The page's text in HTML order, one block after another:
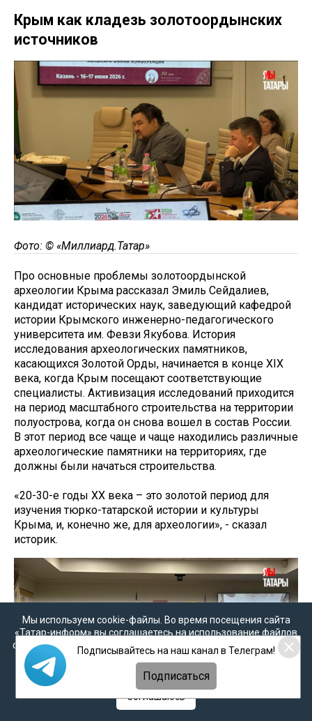
Крым как кладезь золотоордынских
источников
Фото: © «Миллиард.Татар»
Про основные проблемы золотоордынской
археологии Крыма рассказал Эмиль Сейдалиев,
кандидат исторических наук, заведующий кафедрой
истории Крымского инженерно-педагогического
университета им. Февзи Якубова. История
исследования археологических памятников,
касающихся Золотой Орды, начинается в конце XIX
века, когда Крым посещают соответствующие
специалисты. Активизация исследований приходится
на период масштабного строительства на территории
полуострова, когда он снова вошел в состав России.
В этот период все чаще и чаще находились различные
археологические памятники на территориях, где
должны были начаться строительства.
«20-30-е годы ХХ века – это золотой период для
изучения тюрко-татарской истории и культуры
Крыма, и, конечно же, для археологии», - сказал
историк.
Мы используем cookie-файлы. Во время посещения сайта
«Татар-информ» вы соглашаетесь на использование файлов
cookie в соответствии с настоящим уведомлением, согласием
наобработку персональных данных,Политикой о
персональных данных
Политикой конфиденциальности
Соглашаюсь
Подписывайтесь на наш канал в Телеграм!
Подписаться